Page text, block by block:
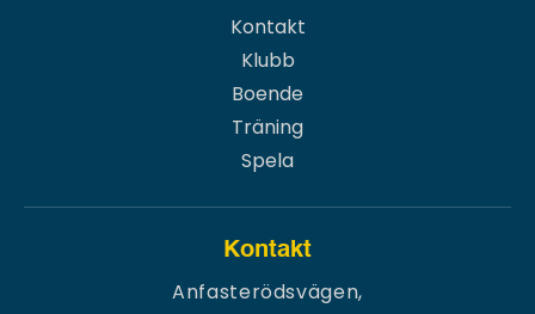
Kontakt
Klubb
Boende
Träning
Spela
Kontakt
Anfasterödsvägen,